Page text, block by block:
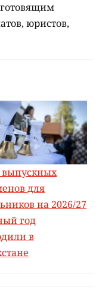
юристов,
для
на 2026/27
год
в